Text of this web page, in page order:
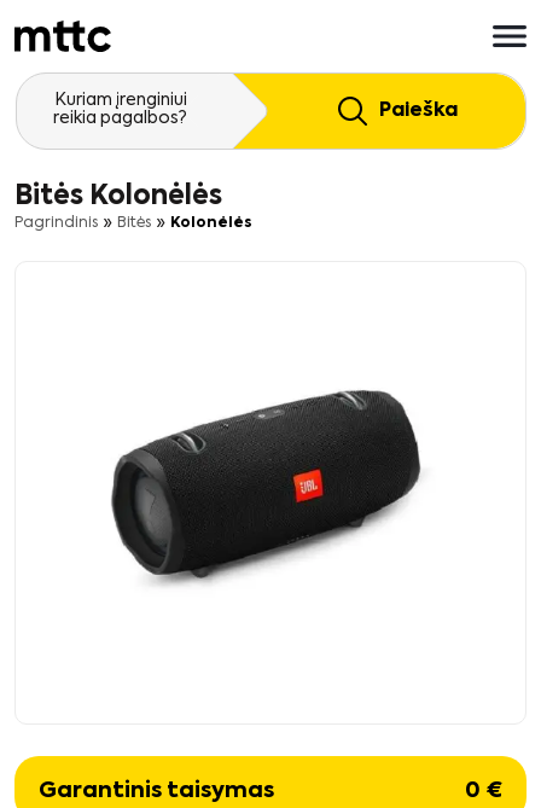
prie
pagrindinio
turinioKuriam įrenginiui
reikia pagalbos?
Paieška
Bitės Kolonėlės
Pagrindinis » Bitės » Kolonėlės
Garantinis taisymas 0 €